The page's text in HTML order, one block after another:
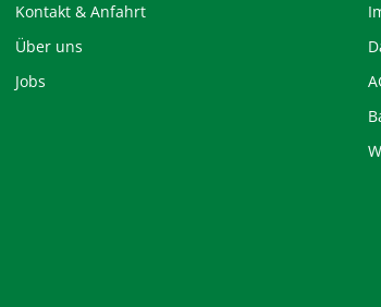
Kontakt & Anfahrt
Über uns
Jobs